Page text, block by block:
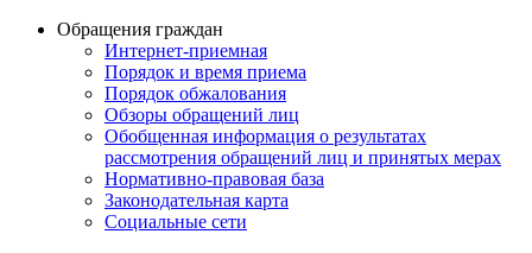
Обращения граждан
Интернет-приемная
Порядок и время приема
Порядок обжалования
Обзоры обращений лиц
Обобщенная информация о результатах
рассмотрения обращений лиц и принятых мерах
Нормативно-правовая база
Законодательная карта
Социальные сети